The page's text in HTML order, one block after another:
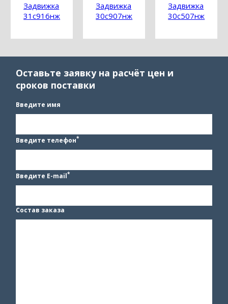
Задвижка
31с916нж
Задвижка
30с907нж
Задвижка
30с507нж
Оставьте заявку на расчёт цен и
сроков поставки
Введите имя
Введите телефон*
Введите E-mail*
Состав заказа